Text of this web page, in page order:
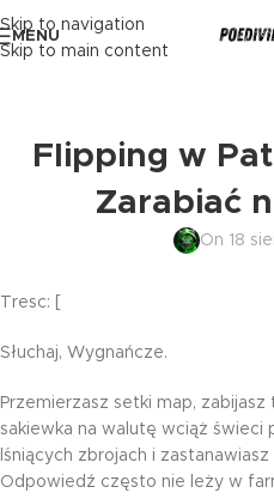
Skip to navigation
Skip to main content
MENU
Flipping w
Zarabiać
On 18
Tresc: [
Słuchaj, Wygnańcze.
Przemierzasz setki map,
sakiewka na walutę wciąż świeci
lśniących zbrojach i zastanawiasz
Odpowiedź często nie leży w